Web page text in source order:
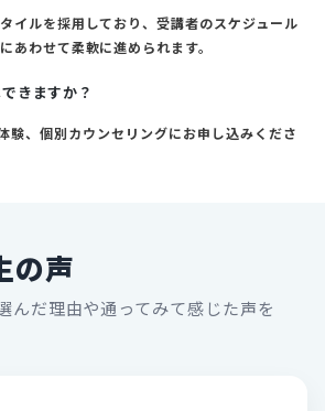
イルを採用しており、受講者のスケジュール
あわせて柔軟に進められます。
きますか？
験、個別カウンセリングにお申し込みくださ
の声
んだ理由や通ってみて感じた声を